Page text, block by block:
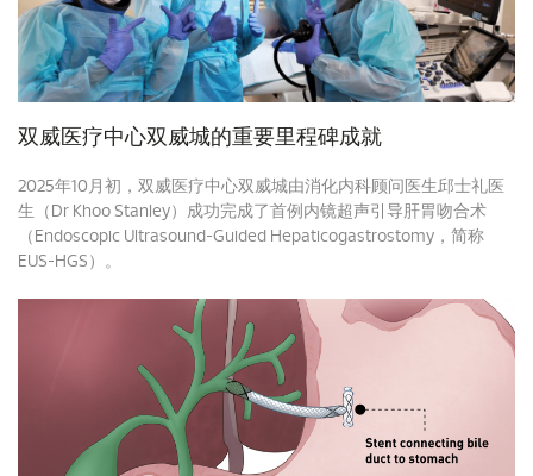
双威医疗中心双威城的重要里程碑成就
2025年10月初，双威医疗中心双威城由消化内科顾问医生邱士礼医
生（Dr Khoo Stanley）成功完成了首例内镜超声引导肝胃吻合术
（Endoscopic Ultrasound-Guided Hepaticogastrostomy，简称
EUS-HGS）。